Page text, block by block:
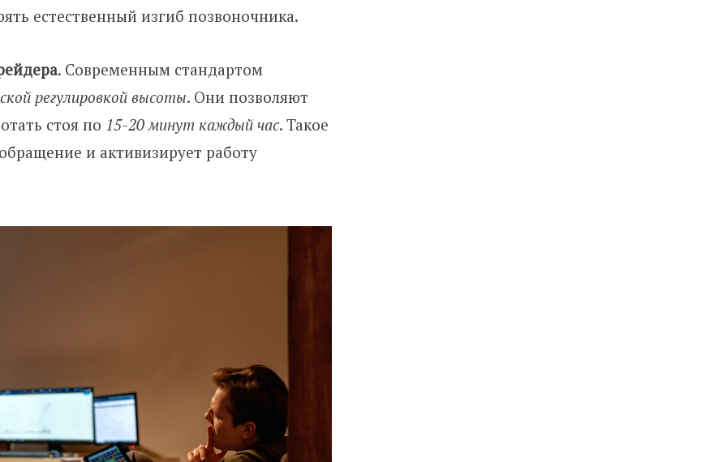
естественный изгиб позвоночника.
. Современным стандартом
регулировкой высоты. Они позволяют
стоя по 15-20 минут каждый час. Такое
и активизирует работу